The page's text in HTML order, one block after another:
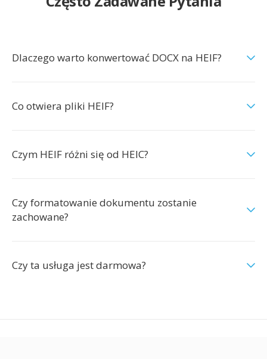
Dlaczego warto konwertować DOCX na HEIF?
Co otwiera pliki HEIF?
Czym HEIF różni się od HEIC?
Czy formatowanie dokumentu zostanie
zachowane?
Czy ta usługa jest darmowa?